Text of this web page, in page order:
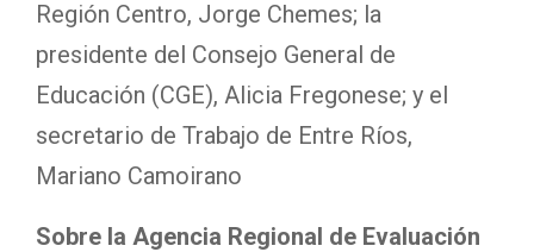
Región Centro, Jorge Chemes; la
presidente del Consejo General de
Educación (CGE), Alicia Fregonese; y el
secretario de Trabajo de Entre Ríos,
Mariano Camoirano
Sobre la Agencia Regional de Evaluación